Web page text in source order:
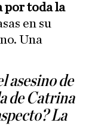
por toda la
en su
Una
asesino de
de Catrina
La